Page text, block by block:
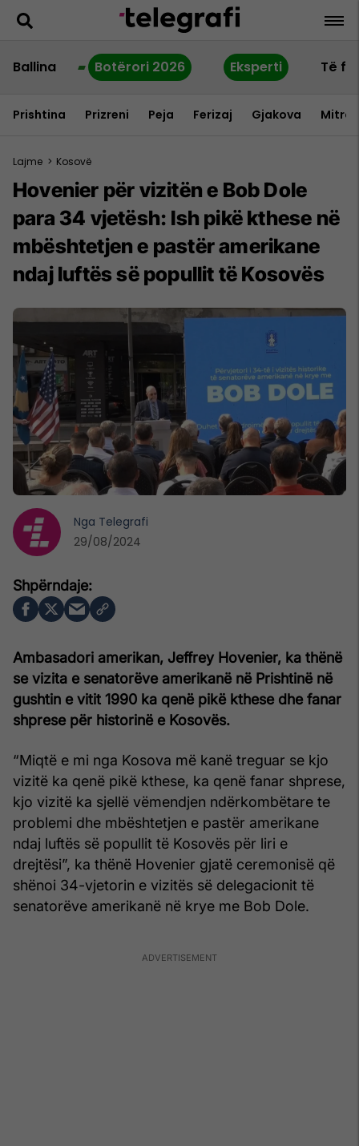
Ballina Botërori 2026 Eksperti Të
Prishtina Prizreni Peja Ferizaj Gjakova
Lajme > Kosovë
Hovenier për vizitën e Bob Dole
para 34 vjetësh: Ish pikë kthese në
mbështetjen e pastër amerikane
ndaj luftës së popullit të Kosovës
Ambasadori amerikan, Jeffrey Hovenier, ka thënë
se vizita e senatorëve amerikanë në Prishtinë në
gushtin e vitit 1990 ka qenë pikë kthese dhe fanar
shprese për historinë e Kosovës.
“Miqtë e mi nga Kosova më kanë treguar se kjo
vizitë ka qenë pikë kthese, ka qenë fanar shprese,
kjo vizitë ka sjellë vëmendjen ndërkombëtare te
problemi dhe mbështetjen e pastër amerikane
ndaj luftës së popullit të Kosovës për liri e
drejtësi”, ka thënë Hovenier gjatë ceremonisë që
shënoi 34-vjetorin e vizitës së delegacionit të
senatorëve amerikanë në krye me Bob Dole.
Nga Telegrafi
29/08/2024